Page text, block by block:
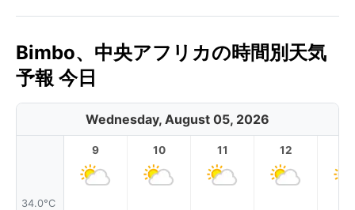
Bimbo、中央アフリカの時間別天気
予報 今日
Wednesday, August 05, 2026
34.0°C
9 10 11 12